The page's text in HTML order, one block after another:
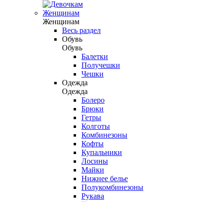
Женщинам
Женщинам
Весь раздел
Обувь
Обувь
Балетки
Получешки
Чешки
Одежда
Одежда
Болеро
Брюки
Гетры
Колготы
Комбинезоны
Кофты
Купальники
Лосины
Майки
Нижнее белье
Полукомбинезоны
Рукава